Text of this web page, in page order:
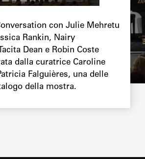
con Julie Mehretu
Rankin, Nairy
Dean e Robin Coste
dalla curatrice Caroline
Falguières, una delle
della mostra.